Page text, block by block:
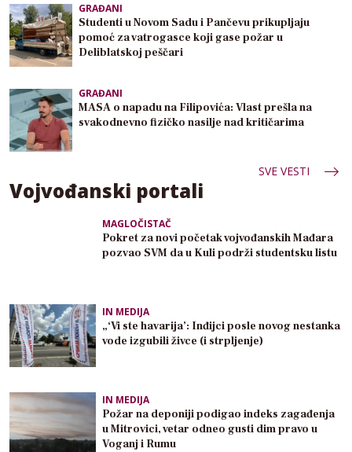
GRAĐANI
Studenti u Novom Sadu i Pančevu prikupljaju
pomoć za vatrogasce koji gase požar u
Deliblatskoj peščari
GRAĐANI
MASA o napadu na Filipovića: Vlast prešla na
svakodnevno fizičko nasilje nad kritičarima
SVE VESTI
Vojvođanski portali
MAGLOČISTAČ
Pokret za novi početak vojvođanskih Mađara
pozvao SVM da u Kuli podrži studentsku listu
IN MEDIJA
„‘Vi ste havarija’: Inđijci posle novog nestanka
vode izgubili živce (i strpljenje)
IN MEDIJA
Požar na deponiji podigao indeks zagađenja
u Mitrovici, vetar odneo gusti dim pravo u
Voganj i Rumu